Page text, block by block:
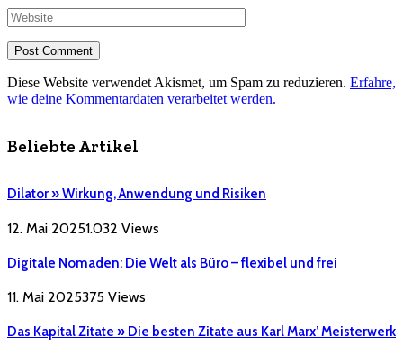
Diese Website verwendet Akismet, um Spam zu reduzieren. Erfahre,
wie deine Kommentardaten verarbeitet werden.
Beliebte Artikel
Dilator » Wirkung, Anwendung und Risiken
12. Mai 20251.032 Views
Digitale Nomaden: Die Welt als Büro – flexibel und frei
11. Mai 2025375 Views
Das Kapital Zitate » Die besten Zitate aus Karl Marx’ Meisterwerk